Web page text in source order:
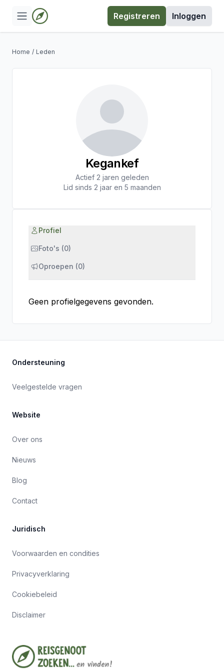
Registreren Inloggen
Home / Leden
Kegankef
Actief 2 jaren geleden
Lid sinds 2 jaar en 5 maanden
Profiel
Foto's (0)
Oproepen (0)
Geen profielgegevens gevonden.
Ondersteuning
Veelgestelde vragen
Website
Over ons
Nieuws
Blog
Contact
Juridisch
Voorwaarden en condities
Privacyverklaring
Cookiebeleid
Disclaimer